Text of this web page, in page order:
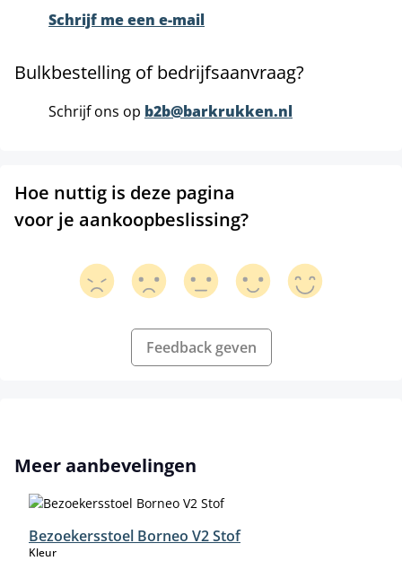
Schrijf me een e-mail
Bulkbestelling of bedrijfsaanvraag?
Schrijf ons op b2b@barkrukken.nl
Hoe nuttig is deze pagina
voor je aankoopbeslissing?
Feedback geven
Productgalerij overslaan
Meer aanbevelingen
Bezoekersstoel Borneo V2 Stof
Kleurselect